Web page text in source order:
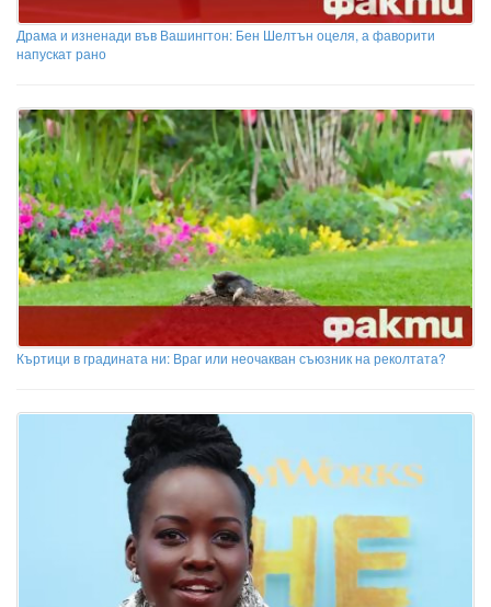
Драма и изненади във Вашингтон: Бен Шелтън оцеля, а фаворити
напускат рано
Къртици в градината ни: Враг или неочакван съюзник на реколтата?